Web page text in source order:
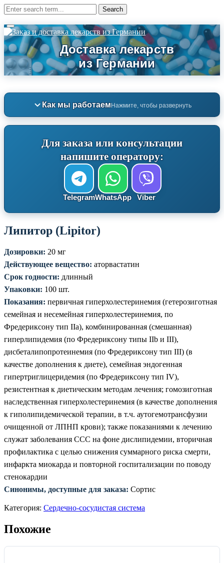
Как мы работаемНажмите, чтобы развернуть
Для заказа или консультации
напишите оператору:
TelegramWhatsApp Viber
Липитор (Lipitor)
Дозировки: 20 мг
Действующее вещество: аторвастатин
Срок годности: длинный
Упаковки: 100 шт.
Показания: первичная гиперхолестеринемия (гетерозиготная
семейная и несемейная гиперхолестеринемия, по
Фредериксону тип IIa), комбинированная (смешанная)
гиперлипидемия (по Фредериксону типы IIb и III),
дисбеталипопротеинемия (по Фредериксону тип III) (в
качестве дополнения к диете), семейная эндогенная
гипертриглицеридемия (по Фредериксону тип IV),
резистентная к диетическим методам лечения; гомозиготная
наследственная гиперхолестеринемия (в качестве дополнения
к гиполипидемической терапии, в т.ч. аутогемотрансфузии
очищенной от ЛПНП крови); также показаниями к лечению
служат заболевания ССС на фоне дислипидемии, вторичная
профилактика с целью снижения суммарного риска смерти,
инфаркта миокарда и повторной госпитализации по поводу
стенокардии
Синонимы, доступные для заказа: Сортис
Категория: Сердечно-сосудистая система
Похожие